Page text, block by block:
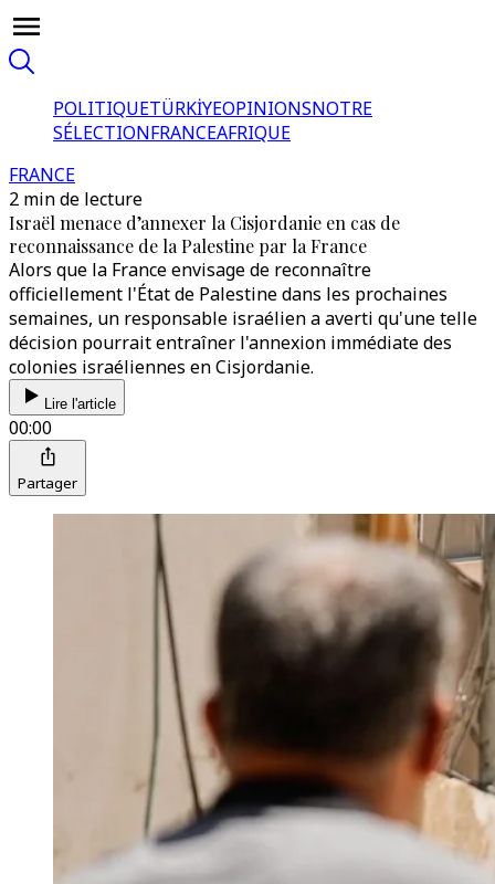
POLITIQUETÜRKİYEOPINIONSNOTRE
SÉLECTIONFRANCEAFRIQUE
FRANCE
2 min de lecture
Israël menace d’annexer la Cisjordanie en cas de
reconnaissance de la Palestine par la France
Alors que la France envisage de reconnaître
officiellement l'État de Palestine dans les prochaines
semaines, un responsable israélien a averti qu'une telle
décision pourrait entraîner l'annexion immédiate des
colonies israéliennes en Cisjordanie.
Lire l'article
00:00
Partager